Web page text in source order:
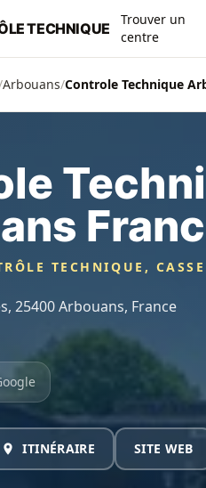
TECHNIQUE
Trouver un
centre
Arbouans/Controle Technique
TECHNIQUE,
25400 Arbouans, France
ITINÉRAIRE SITE WEB